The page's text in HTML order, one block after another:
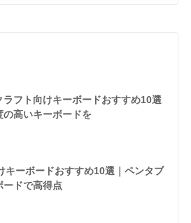
ラフト向けキーボードおすすめ10選
の高いキーボードを
キーボードおすすめ10選｜ペンタブ
ードで高得点